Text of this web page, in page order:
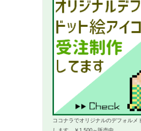
ココナラでオリジナルのデフォルメ